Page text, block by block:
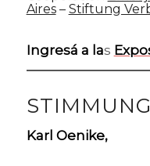
Aires– Stiftung
Ingresá a las
Karl Oenike,